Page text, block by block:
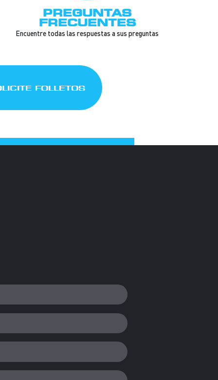
PREGUNTAS
FRECUENTES
Encuentre todas las respuestas a sus preguntas
FOLLETOS